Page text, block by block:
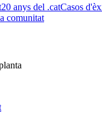
20 anys del .catCasos
comunitat